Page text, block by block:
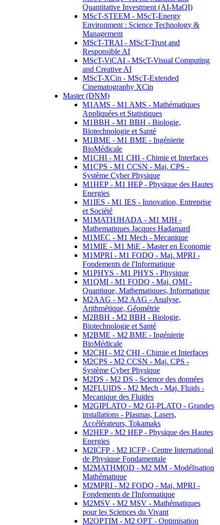
Quantitative Investment (AI-MaQI)
MScT-STEEM - MScT-Energy
Environment : Science Technology &
Management
MScT-TRAI - MScT-Trust and
Responsible AI
MScT-ViCAI - MScT-Visual Computing
and Creative AI
MScT-XCin - MScT-Extended
Cinematography XCin
Master (DNM)
M1AMS - M1 AMS - Mathématiques
Appliquées et Statistiques
M1BBH - M1 BBH - Biologie,
Biotechnologie et Santé
M1BME - M1 BME - Ingénierie
BioMédicale
M1CHI - M1 CHI - Chimie et Interfaces
M1CPS - M1 CCSN - Maj. CPS -
Système Cyber Physique
M1HEP - M1 HEP - Physique des Hautes
Energies
M1IES - M1 IES - Innovation, Entreprise
et Société
M1MATHJHADA - M1 MJH -
Mathematiques Jacques Hadamard
M1MEC - M1 Mech - Mecanique
M1MIE - M1 MiE - Master en Economie
M1MPRI - M1 FODQ - Maj. MPRI -
Fondements de l'Informatique
M1PHYS - M1 PHYS - Physique
M1QMI - M1 FODQ - Maj. QMI -
Quantique, Mathematiques, Informatique
M2AAG - M2 AAG - Analyse,
Arithmétique, Géométrie
M2BBH - M2 BBH - Biologie,
Biotechnologie et Santé
M2BME - M2 BME - Ingénierie
BioMédicale
M2CHI - M2 CHI - Chimie et Interfaces
M2CPS - M2 CCSN - Maj. CPS -
Système Cyber Physique
M2DS - M2 DS - Science des données
M2FLUIDS - M2 Mech - Maj. Fluids -
Mecanique des Fluides
M2GIPLATO - M2 GI-PLATO - Grandes
installations - Plasmas, Lasers,
Accélérateurs, Tokamaks
M2HEP - M2 HEP - Physique des Hautes
Energies
M2ICFP - M2 ICFP - Centre International
de Physique Fondamentale
M2MATHMOD - M2 MM - Modélisation
Mathématique
M2MPRI - M2 FODQ - Maj. MPRI -
Fondements de l'Informatique
M2MSV - M2 MSV - Mathématiques
pour les Sciences du Vivant
M2OPTIM - M2 OPT - Optimisation